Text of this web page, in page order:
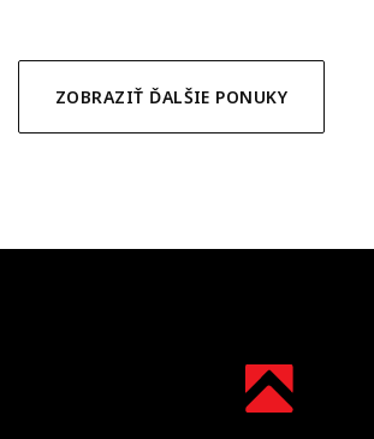
ZOBRAZIŤ ĎALŠIE PONUKY